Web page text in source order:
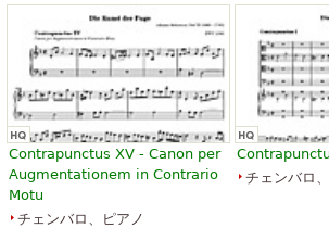
Contrapunctus XV - Canon per
Augmentationem in Contrario
Motu
チェンバロ、ピアノ
チェンバロ